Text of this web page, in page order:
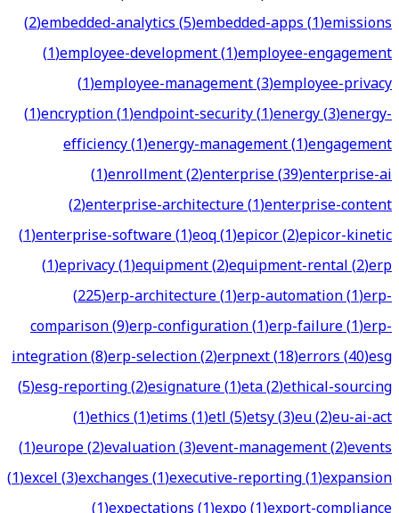
(2)embedded-analytics(5)embedded-apps(1)emissions
(1)employee-development(1)employee-engagement
(1)employee-management(3)employee-privacy
(1)encryption(1)endpoint-security(1)energy(3)energy-
efficiency(1)energy-management(1)engagement
(1)enrollment(2)enterprise(39)enterprise-ai
(2)enterprise-architecture(1)enterprise-content
(1)enterprise-software(1)eoq(1)epicor(2)epicor-kinetic
(1)eprivacy(1)equipment(2)equipment-rental(2)erp
(225)erp-architecture(1)erp-automation(1)erp-
comparison(9)erp-configuration(1)erp-failure(1)erp-
integration(8)erp-selection(2)erpnext(18)errors(40)esg
(5)esg-reporting(2)esignature(1)eta(2)ethical-sourcing
(1)ethics(1)etims(1)etl(5)etsy(3)eu(2)eu-ai-act
(1)europe(2)evaluation(3)event-management(2)events
(1)excel(3)exchanges(1)executive-reporting(1)expansion